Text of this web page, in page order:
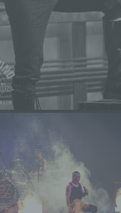
verhindert werden
im Bedarfsfall
Straftaten aufzuklären.
dieser Daten zur
Verantwortlichen
dieser Daten an
nicht, sofern keine
Weitergabe besteht oder
dient.
Angabe
für die Verarbeitung
betroffenen Person Inhalte
anzubieten, die aufgrund
registrierten Benutzern
Registrierten
frei, die bei der